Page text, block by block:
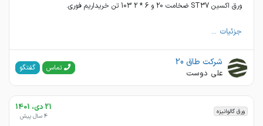
ورق اکسین ST37 ضخامت 20 و 6 * 2 103 تن خریداریم فوری.
جزئیات ...
شرکت طاق 20
علی دوست تماس گفتگو
ورق گالوانیزه 21 دی، 1401
4 سال پیش